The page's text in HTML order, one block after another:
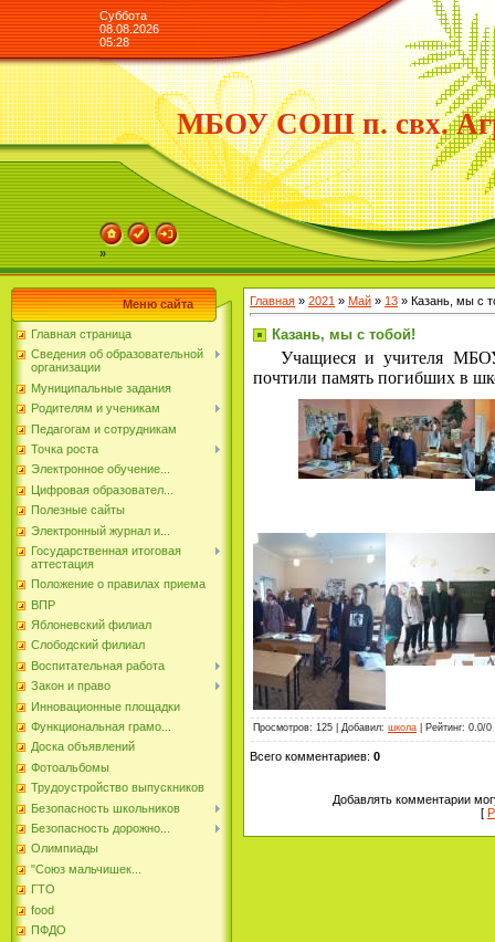
Суббота
08.08.2026
05:28
МБОУ СОШ п. свх.
»
Меню сайта
Главная страница
Сведения об образовательной
организации
Муниципальные задания
Родителям и ученикам
Педагогам и сотрудникам
Точка роста
Электронное обучение...
Цифровая образовател...
Полезные сайты
Электронный журнал и...
Государственная итоговая
аттестация
Положение о правилах приема
ВПР
Яблоневский филиал
Слободский филиал
Воспитательная работа
Закон и право
Инновационные площадки
Функциональная грамо...
Доска объявлений
Фотоальбомы
Трудоустройство выпускников
Безопасность школьников
Безопасность дорожно...
Олимпиады
"Союз мальчишек...
ГТО
food
ПФДО
Главная » 2021 » Май » 13 » Казань, мы с
Казань, мы с тобой!
Учащиеся и учителя
почтили память погибших в
Просмотров: 125 Добавил: школа Рейтинг: 0.0/0
Всего комментариев: 0
Добавлять комментарии
[